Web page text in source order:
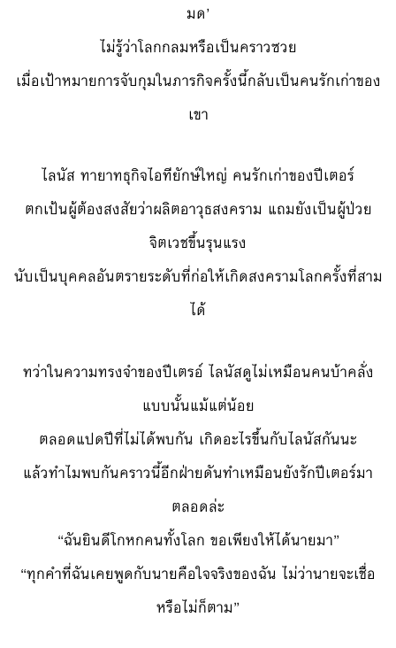
มด’
ไม่รู้ว่าโลกกลมหรือเป็นคราวซวย
เมื่อเป้าหมายการจับกุมในภารกิจครั้งนี้กลับเป็นคนรักเก่าของ
เขา
ไลนัส ทายาทธุกิจไอทียักษ์ใหญ่ คนรักเก่าของปีเตอร์
ตกเป้นผู้ต้องสงสัยว่าผลิตอาวุธสงคราม แถมยังเป็นผู้ป่วย
จิตเวชขึ้นรุนแรง
นับเป็นบุคคลอันตรายระดับที่ก่อให้เกิดสงครามโลกครั้งที่สาม
ได้
ทว่าในความทรงจำของปีเตรอ์ ไลนัสดูไม่เหมือนคนบ้าคลั่ง
แบบนั้นแม้แต่น้อย
ตลอดแปดปีที่ไม่ได้พบกัน เกิดอะไรขึ้นกับไลนัสกันนะ
แล้วทำไมพบกันคราวนี้อีกฝ่ายดันทำเหมือนยังรักปีเตอร์มา
ตลอดล่ะ
“ฉันยินดีโกหกคนทั้งโลก ขอเพียงให้ได้นายมา”
“ทุกคำที่ฉันเคยพูดกับนายคือใจจริงของฉัน ไม่ว่านายจะเชื่อ
หรือไม่ก็ตาม”